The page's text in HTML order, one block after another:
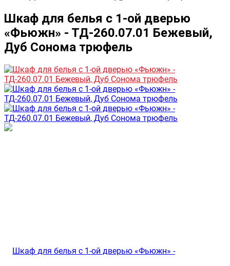
Шкаф для белья с 1-ой дверью
«Фьюжн» - ТД-260.07.01 Бежевый,
Дуб Сонома трюфель